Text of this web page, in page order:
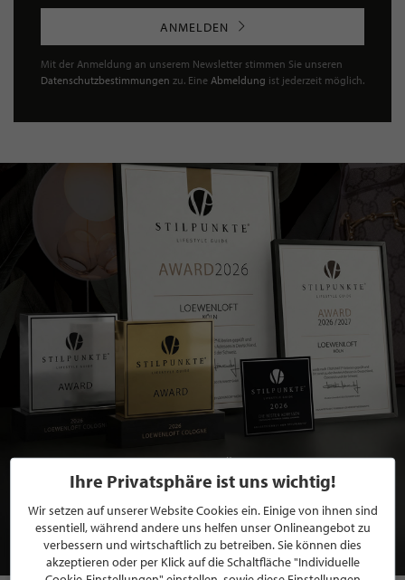
ANMELDEN
Mit der Anmeldung an unserem Newsletter stimmen Sie unseren
Datenschutzbestimmungen zu. Eine Abmeldung ist jederzeit möglich.
BEWERBEN SIE SICH FÜR EINE GRATIS
MITGLIEDSCHAFT BEI STILPUNKTE®
JETZT GRATIS BEWERBEN
Ihre Privatsphäre ist uns wichtig!
Wir setzen auf unserer Website Cookies ein. Einige von ihnen sind
essentiell, während andere uns helfen unser Onlineangebot zu
verbessern und wirtschaftlich zu betreiben. Sie können dies
akzeptieren oder per Klick auf die Schaltfläche "Individuelle